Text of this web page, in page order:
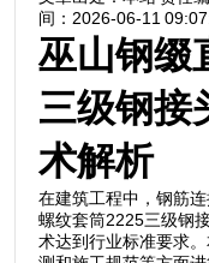
间：2026-06-11
巫山钢缀
三级钢接
术解析
在建筑工程中，钢筋
螺纹套筒2225三级钢
术达到行业标准要求